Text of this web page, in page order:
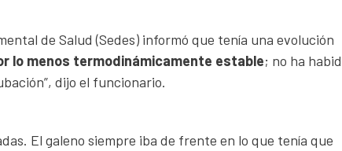
de Salud (Sedes) informó que tenía una evolución
lo menos termodinámicamente estable; no ha
dijo el funcionario.
El galeno siempre iba de frente en lo que tenía que